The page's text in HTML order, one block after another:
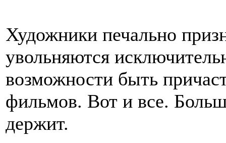
Художники печально
увольняются
возможности быть
фильмов. Вот и все.
держит.